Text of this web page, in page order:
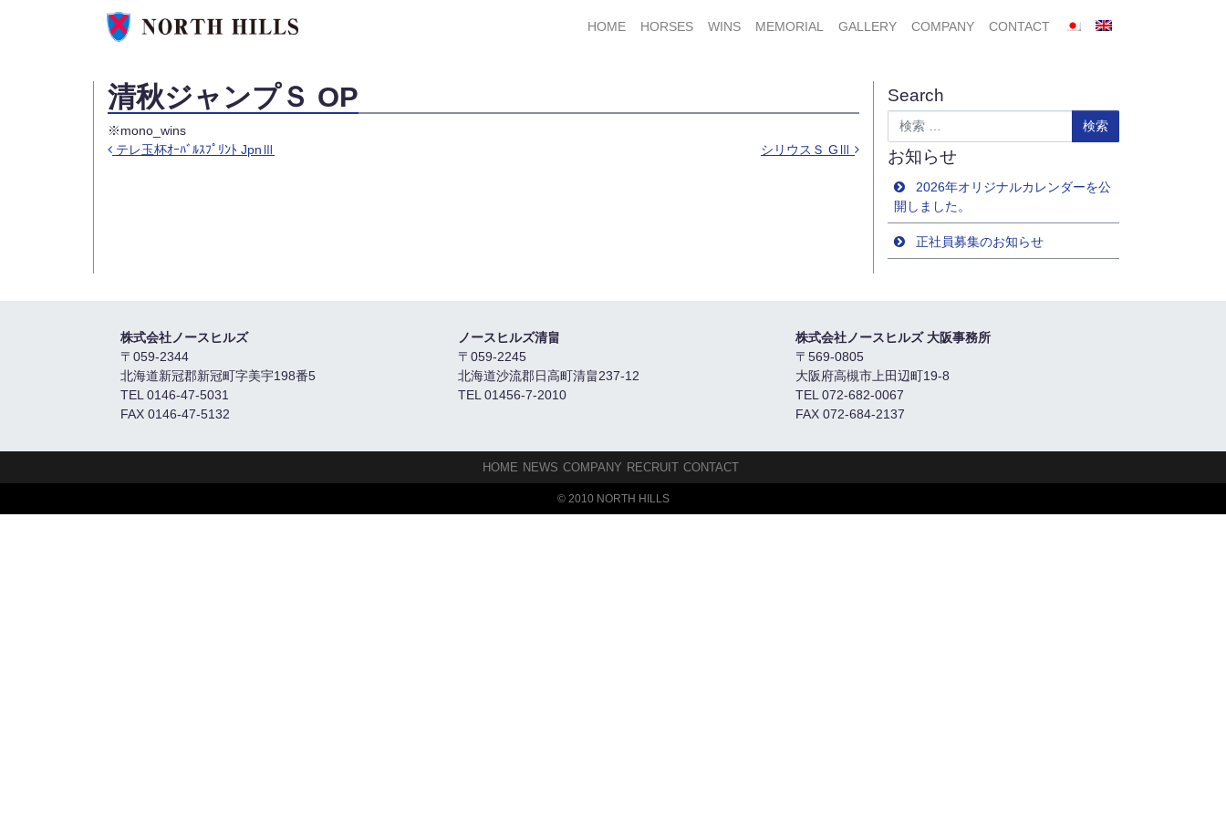
HOME
HORSES WINS MEMORIAL GALLERY COMPANY CONTACT
清秋ジャンプＳ OP
※mono_wins
テレ玉杯ｵｰﾊﾞﾙｽﾌﾟﾘﾝﾄ JpnⅢ シリウスＳ GⅢ
Search
検索
お知らせ
2026年オリジナルカレンダーを公
開しました。
正社員募集のお知らせ
株式会社ノースヒルズ
〒059-2344
北海道新冠郡新冠町字美宇198番5
TEL 0146-47-5031
FAX 0146-47-5132
ノースヒルズ清畠
〒059-2245
北海道沙流郡日高町清畠237-12
TEL 01456-7-2010
株式会社ノースヒルズ 大阪事務所
〒569-0805
大阪府高槻市上田辺町19-8
TEL 072-682-0067
FAX 072-684-2137
HOME NEWS COMPANY RECRUIT CONTACT
© 2010 NORTH HILLS